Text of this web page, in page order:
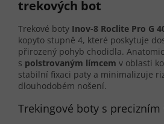
trekových bot
Trekové boty Inov-8 Roclite Pro G
kopyto stupně 4, které poskytuje
přirozený pohyb chodidla.
s polstrovaným límcem v oblasti
stabilní fixaci paty a minimalizuje
dlouhodobém nošení.
Trekingové boty s